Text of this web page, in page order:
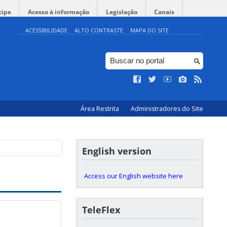
Acesso à informação Legislação Canais
ACESSIBILIDADE ALTO CONTRASTE MAPA DO SITE
Área Restrita Administradores do Site
Inscrições | Projeto
English version
Access our English website here
TeleFlex